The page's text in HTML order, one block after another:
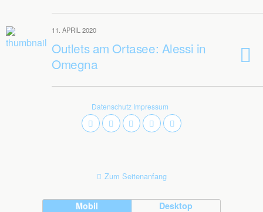
11. APRIL 2020
Outlets am Ortasee: Alessi in
Omegna
Datenschutz Impressum
Zum Seitenanfang
Mobil Desktop